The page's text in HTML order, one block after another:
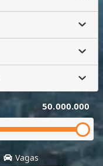
50.000.000
Vagas